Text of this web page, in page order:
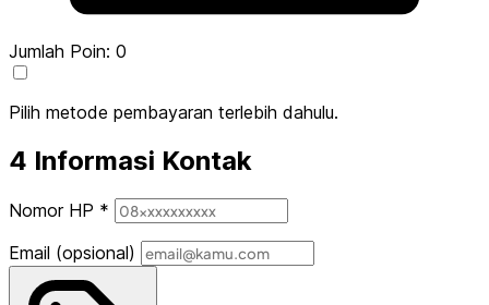
Jumlah Poin: 0
Pilih metode pembayaran terlebih dahulu.
4 Informasi Kontak
Nomor HP *
Email (opsional)